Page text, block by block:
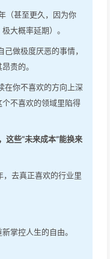
（甚至更久，因为你
大概率延期）。
己做极度厌恶的事情，
贵的。
在你不喜欢的方向上深
不喜欢的领域里陷得
这些“未来成本”能换来
去真正喜欢的行业里
掌控人生的自由。